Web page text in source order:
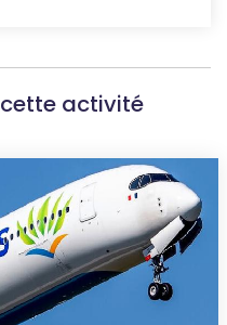
activité